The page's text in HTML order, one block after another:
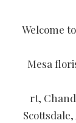
Welcome
Mesa
rt,